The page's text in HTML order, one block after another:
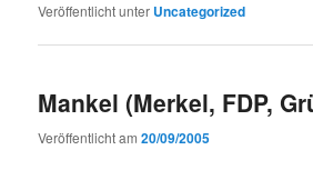
Veröffentlicht unter Uncategorized
Mankel (Merkel, FDP,
Veröffentlicht am20/09/2005